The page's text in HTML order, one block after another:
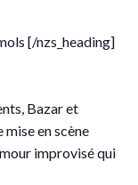
[/nzs_heading]
Bazar et
mise en scène
improvisé qui